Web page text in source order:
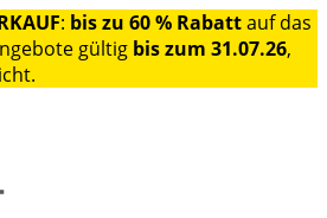
: bis zu 60 % Rabattauf das
gültig bis zum 31.07.26,